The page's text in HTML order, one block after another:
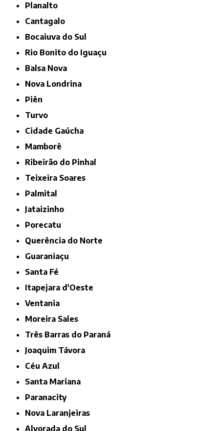
Planalto
Cantagalo
Bocaiuva do Sul
Rio Bonito do Iguaçu
Balsa Nova
Nova Londrina
Piên
Turvo
Cidade Gaúcha
Mamborê
Ribeirão do Pinhal
Teixeira Soares
Palmital
Jataizinho
Porecatu
Querência do Norte
Guaraniaçu
Santa Fé
Itapejara d'Oeste
Ventania
Moreira Sales
Três Barras do Paraná
Joaquim Távora
Céu Azul
Santa Mariana
Paranacity
Nova Laranjeiras
Alvorada do Sul